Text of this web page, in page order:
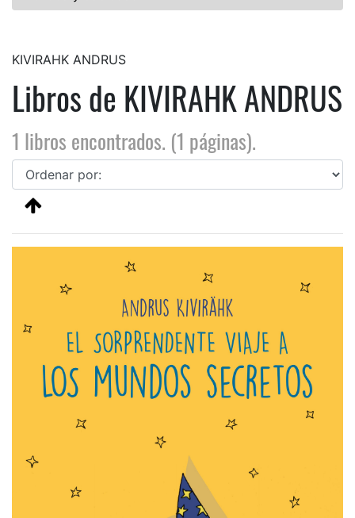
KIVIRAHK ANDRUS
Libros de KIVIRAHK ANDRUS
1 libros encontrados. (1 páginas).